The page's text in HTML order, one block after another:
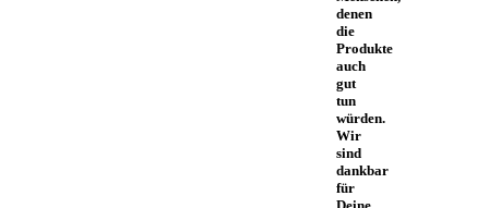
denen
die
Produkte
auch
gut
tun
würden.
Wir
sind
dankbar
für